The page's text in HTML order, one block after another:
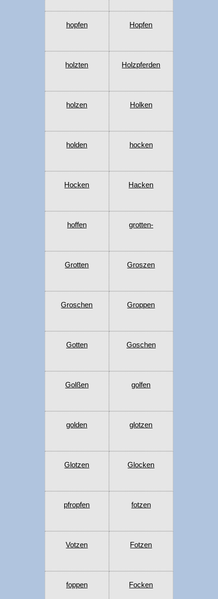
hopfen Hopfen
holzten Holzpferden
holzen Holken
holden hocken
Hocken Hacken
hoffen grotten-
Grotten Groszen
Groschen Groppen
Gotten Goschen
Golßen golfen
golden glotzen
Glotzen Glocken
pfropfen fotzen
Votzen Fotzen
foppen Focken